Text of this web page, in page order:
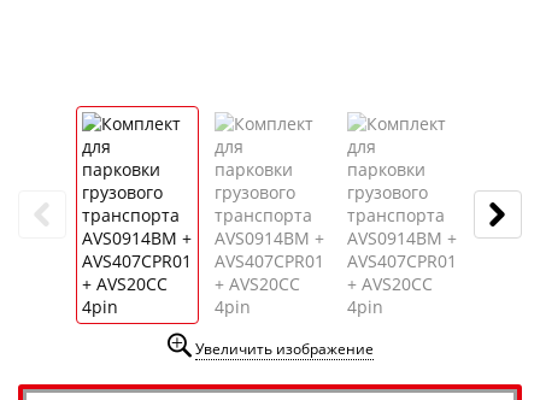
Увеличить изображение